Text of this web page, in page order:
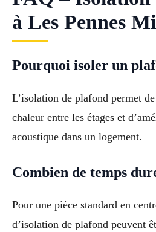
à Les Pennes
Pourquoi isoler un
L’isolation de plafond permet
chaleur entre les étages et
acoustique dans un logement.
Combien de temps
Pour une pièce standard en
d’isolation de plafond peuvent